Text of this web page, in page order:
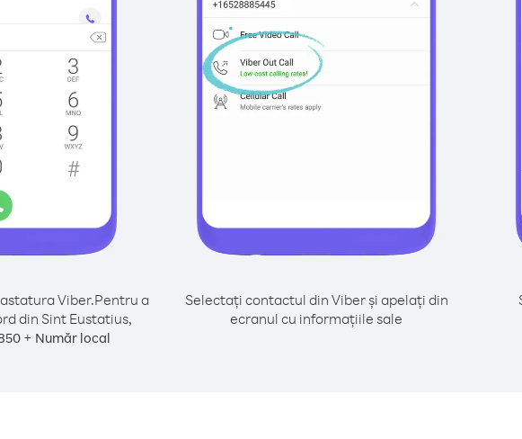
Viber.Pentru a
din Sint Eustatius,
+ Număr local
Selectați contactul din Viber și apelați din
ecranul cu informațiile sale